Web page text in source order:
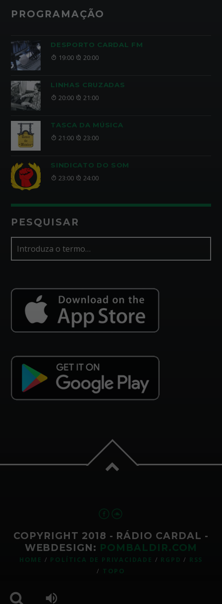
PROGRAMAÇÃO
DESPORTO CARDAL FM
19:00 20:00
LINHAS CRUZADAS
20:00 21:00
TASCA DA MÚSICA
21:00 23:00
SINDICATO DO SOM
23:00 24:00
PESQUISAR
COPYRIGHT 2018 - RÁDIO CARDAL -
WEBDESIGN: POMBALDIR.COM
HOME POLÍTICA DE PRIVACIDADE RGPD
RSS
TOPO